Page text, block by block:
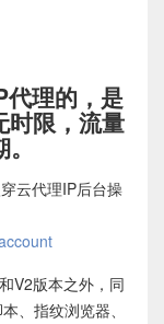
代理的，是
时限，流量
云代理IP后台操
V2版本之外，同
、指纹浏览器、